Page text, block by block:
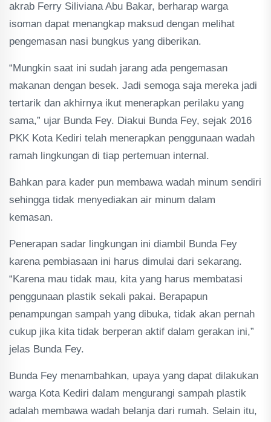
akrab Ferry Siliviana Abu Bakar, berharap warga
isoman dapat menangkap maksud dengan melihat
pengemasan nasi bungkus yang diberikan.
“Mungkin saat ini sudah jarang ada pengemasan
makanan dengan besek. Jadi semoga saja mereka jadi
tertarik dan akhirnya ikut menerapkan perilaku yang
sama,” ujar Bunda Fey. Diakui Bunda Fey, sejak 2016
PKK Kota Kediri telah menerapkan penggunaan wadah
ramah lingkungan di tiap pertemuan internal.
Bahkan para kader pun membawa wadah minum sendiri
sehingga tidak menyediakan air minum dalam
kemasan.
Penerapan sadar lingkungan ini diambil Bunda Fey
karena pembiasaan ini harus dimulai dari sekarang.
“Karena mau tidak mau, kita yang harus membatasi
penggunaan plastik sekali pakai. Berapapun
penampungan sampah yang dibuka, tidak akan pernah
cukup jika kita tidak berperan aktif dalam gerakan ini,”
jelas Bunda Fey.
Bunda Fey menambahkan, upaya yang dapat dilakukan
warga Kota Kediri dalam mengurangi sampah plastik
adalah membawa wadah belanja dari rumah. Selain itu,